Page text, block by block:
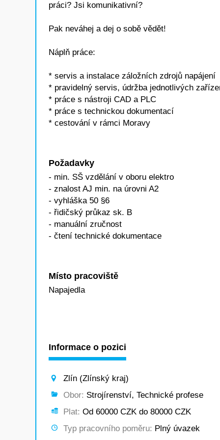
práci? Jsi komunikativní?
Pak neváhej a dej o sobě vědět!
Náplň práce:
* servis a instalace záložních zdrojů napájení
* pravidelný servis, údržba jednotlivých
* práce s nástroji CAD a PLC
* práce s technickou dokumentací
* cestování v rámci Moravy
Požadavky
- min. SŠ vzdělání v oboru elektro
- znalost AJ min. na úrovni A2
- vyhláška 50 §6
- řidičský průkaz sk. B
- manuální zručnost
- čtení technické dokumentace
Místo pracoviště
Napajedla
Informace o pozici
Zlín (Zlínský kraj)
Obor: Strojírenství, Technické profese
Plat: Od 60000 CZK do 80000 CZK
Typ pracovního poměru: Plný úvazek